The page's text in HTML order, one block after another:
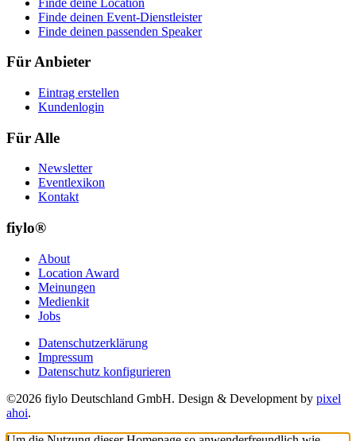
Finde deinen Event-Dienstleister
Finde deinen passenden Speaker
Für Anbieter
Eintrag erstellen
Kundenlogin
Für Alle
Newsletter
Eventlexikon
Kontakt
fiylo®
About
Location Award
Meinungen
Medienkit
Jobs
Datenschutzerklärung
Impressum
Datenschutz konfigurieren
©2026 fiylo Deutschland GmbH. Design & Development by pixel
ahoi.